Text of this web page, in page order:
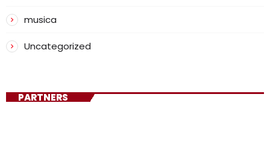
musica
Uncategorized
PARTNERS